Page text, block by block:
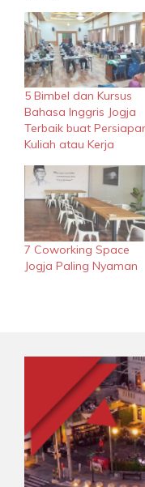
5 Bimbel dan Kursus
Bahasa Inggris Jogja
Terbaik buat
Kuliah atau Kerja
7 Coworking Space
Jogja Paling Nyaman